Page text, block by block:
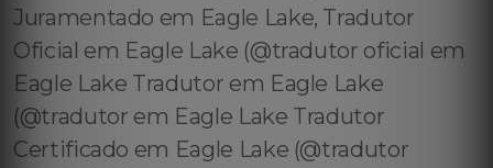
Juramentado em Eagle Lake, Tradutor
Oficial em Eagle Lake (@tradutor oficial em
Eagle Lake Tradutor em Eagle Lake
(@tradutor em Eagle Lake Tradutor
Certificado em Eagle Lake (@tradutor